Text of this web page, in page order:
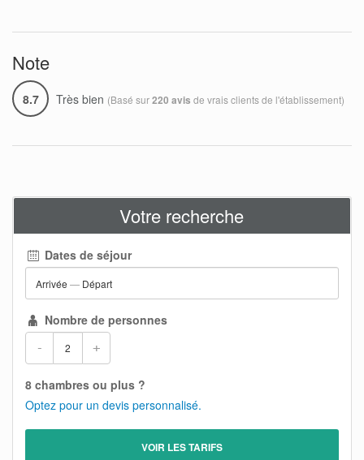
Note
8.7 Très bien (Basé sur220 avis de vrais clients de l'établissement)
Votre recherche
Dates de séjour
Arrivée — Départ
Nombre de personnes
- +
8 chambres ou plus ?
Optez pour un devis personnalisé.
VOIR LES TARIFS